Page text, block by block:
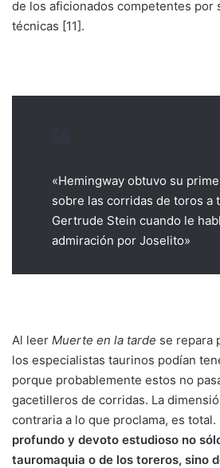
de los aficionados competentes por
técnicas [11].
«Hemingway obtuvo su
sobre las corridas de toros a
Gertrude Stein cuando le
admiración por Joselito»
Al leer Muerte en la tarde se repara
los especialistas taurinos podían
porque probablemente estos no
gacetilleros de corridas. La
contraria a lo que proclama, es total.
profundo y devoto estudioso no
tauromaquia o de los toreros, sino